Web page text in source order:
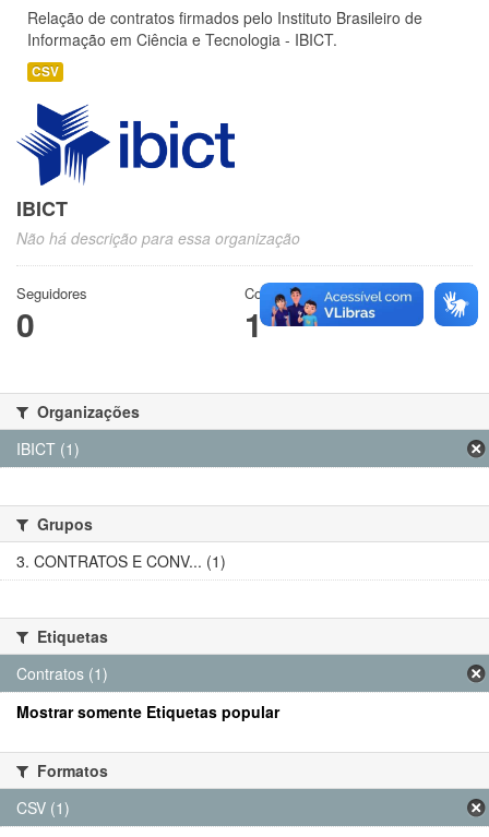
Relação de contratos firmados pelo Instituto Brasileiro de
Informação em Ciência e Tecnologia - IBICT.
CSV
IBICT
Não há descrição para essa organização
Seguidores
0
Conjuntos de dados
1
Organizações
IBICT (1)
Grupos
3. CONTRATOS E CONV... (1)
Etiquetas
Contratos (1)
Mostrar somente Etiquetas popular
Formatos
CSV (1)